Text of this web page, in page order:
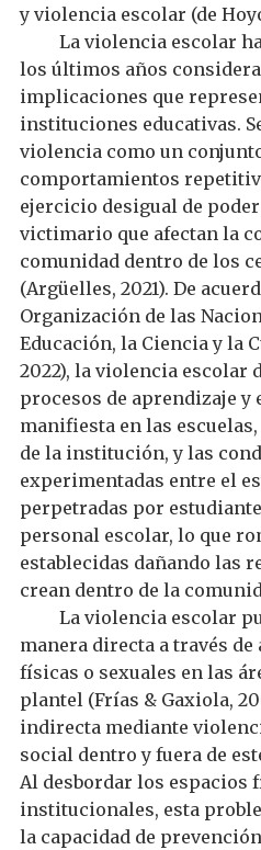
y violencia escolar (de
La violencia escolar
los últimos años
implicaciones que
instituciones educativas.
violencia como un
comportamientos
ejercicio desigual de poder
victimario que afectan la
comunidad dentro de los
(Argüelles, 2021). De
Organización de las
Educación, la Ciencia y la
2022), la violencia escolar
procesos de aprendizaje y
manifiesta en las
de la institución, y las
experimentadas entre el
perpetradas por
personal escolar, lo que
establecidas dañando las
crean dentro de la
La violencia escolar
manera directa a través
físicas o sexuales en las
plantel (Frías & Gaxiola,
indirecta mediante
social dentro y fuera de
Al desbordar los espacios
institucionales, esta
la capacidad de